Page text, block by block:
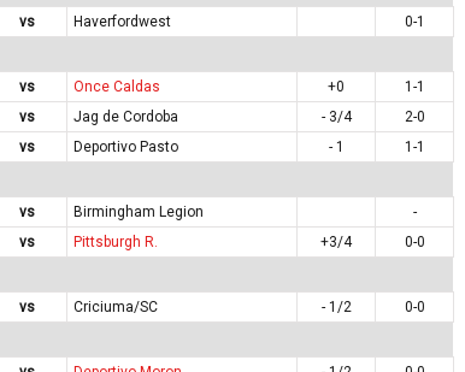
vs Haverfordwest
0-1
vs Once Caldas +0
1-1
vs Jag de Cordoba - 3/4
2-0
vs Deportivo Pasto - 1
1-1
vs Birmingham Legion
-
vs Pittsburgh R. +3/4
0-0
vs Criciuma/SC - 1/2
0-0